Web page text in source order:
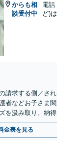
からも相
談受付中
電話
ど)
請求する側／さ
者などお子さま
を汲み取り、納
回相談無料】
金表を見る